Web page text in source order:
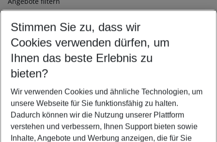
Ändern Sie Ihre Kriterien nach Ihren Wünschen
Abflughafen wählen
Beliebiger Abflughafen
Reisezeitraum wählen
08.08.26– 06.08.27 5-8 Nächte
2 Erwachsene Keine Kinder
Mehr Filter anzeigen
Stimmen Sie zu, dass wir
Cookies verwenden dürfen, um
Ihnen das beste Erlebnis zu
bieten?
Wir verwenden Cookies und ähnliche Technologien, um
unsere Webseite für Sie funktionsfähig zu halten.
Dadurch können wir die Nutzung unserer Plattform
verstehen und verbessern, Ihnen Support bieten sowie
Inhalte, Angebote und Werbung anzeigen, die für Sie